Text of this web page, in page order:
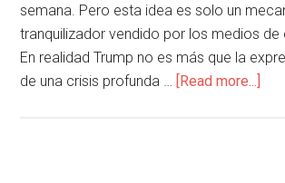
semana. Pero esta idea es solo un
tranquilizador vendido por los medios
En realidad Trump no es más que la
de una crisis profunda … [Read more...]